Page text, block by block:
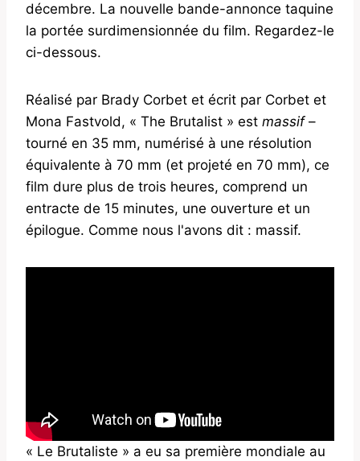
décembre. La nouvelle bande-annonce taquine
la portée surdimensionnée du film. Regardez-le
ci-dessous.
Réalisé par Brady Corbet et écrit par Corbet et
Mona Fastvold, « The Brutalist » est massif –
tourné en 35 mm, numérisé à une résolution
équivalente à 70 mm (et projeté en 70 mm), ce
film dure plus de trois heures, comprend un
entracte de 15 minutes, une ouverture et un
épilogue. Comme nous l'avons dit : massif.
« Le Brutaliste » a eu sa première mondiale au